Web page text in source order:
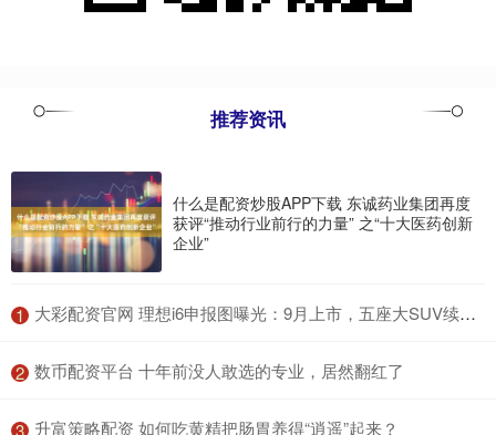
推荐资讯
什么是配资炒股APP下载 东诚药业集团再度
获评“推动行业前行的力量” 之“十大医药创新
企业”
1 ​大彩配资官网 理想i6申报图曝光：9月上市，五座大SUV续航新升级！_车辆_动力学_电机
2 ​数币配资平台 十年前没人敢选的专业，居然翻红了
3 ​升富策略配资 如何吃黄精把肠胃养得“逍遥”起来？